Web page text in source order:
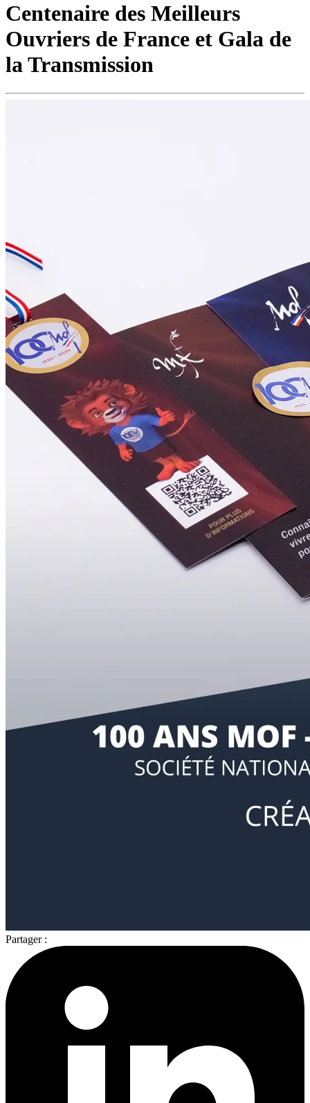
Centenaire des Meilleurs
Ouvriers de France et Gala de
la Transmission
Partager :